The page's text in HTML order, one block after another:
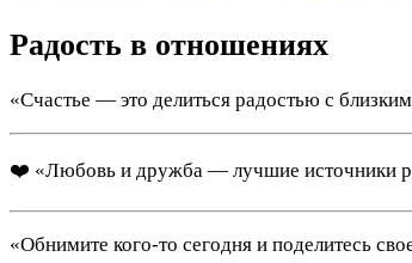
Радость в отношениях
«Счастье — это делиться радостью с
❤️ «Любовь и дружба — лучшие источники
«Обнимите кого-то сегодня и поделитесь